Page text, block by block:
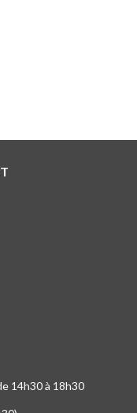
14h30 à 18h30